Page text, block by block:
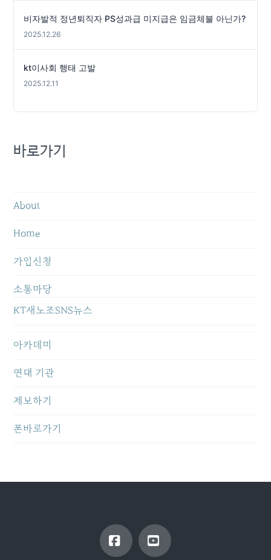
비자발적 정년퇴직자 PS성과급 미지급은 임금체불 아닌가?
2025.12.26
kt이사회 행태 고발
2025.12.11
바로가기
About
Home
가입신청
소통마당
KT새노조SNS뉴스
아카데미
연대 기관
제보하기
폰바로가기